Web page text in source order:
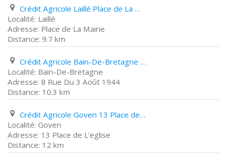
Crédit Agricole Laillé Place de La Mairie
Laillé
Place de La Mairie
9.7 km
Crédit Agricole Bain-De-Bretagne 8 Rue Du 3 Août 1944
Bain-De-Bretagne
8 Rue Du 3 Août 1944
10.3 km
Crédit Agricole Goven 13 Place de L'eglise
Goven
13 Place de L'eglise
12 km